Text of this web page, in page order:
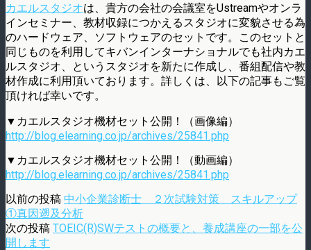
カエルスタジオは、貴方の会社の会議室をUstreamやオンラ
インセミナー、教材収録につかえるスタジオに変貌させる為
のハードウェア、ソフトウェアのセットです。このセットと
同じものを利用してキバンインターナショナルでも社内カエ
ルスタジオ、というスタジオを新たに作成し、番組配信や教
材作成に利用頂いております。詳しくは、以下の記事もご覧
頂ければ幸いです。
▼カエルスタジオ機材セット公開！（画像編）
http://blog.elearning.co.jp/archives/25841.php
▼カエルスタジオ機材セット公開！（動画編）
http://blog.elearning.co.jp/archives/25841.php
以前の投稿 中小企業診断士 ２次試験対策 スキルアップ
①真因遡及分析
次の投稿 TOEIC(R)SWテストの概要と、養成講座の一部を公
開します